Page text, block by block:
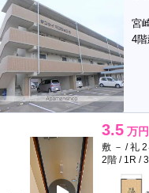
宮
4
3.5 万円
敷 － / 礼 2
2階 / 1R /